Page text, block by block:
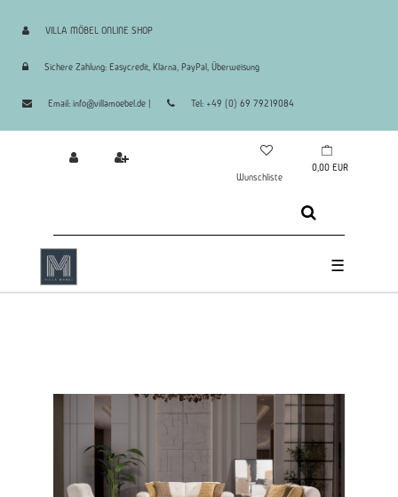
VILLA MÖBEL ONLINE SHOP
Sichere Zahlung: Easycredit, Klarna, PayPal, Überweisung
Email: info@villamoebel.de | Tel: +49 (0) 69 79219084
☰
Wunschliste
0,00 EUR